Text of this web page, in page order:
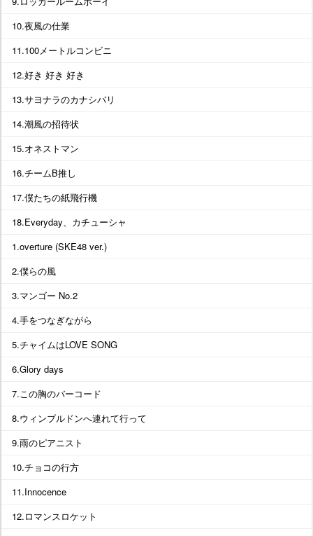
10.夜風の仕業
11.100メートルコンビニ
12.好き 好き 好き
13.サヨナラのカナシバリ
14.潮風の招待状
15.オネストマン
16.チームB推し
17.僕たちの紙飛行機
18.Everyday、カチューシャ
1.overture (SKE48 ver.)
2.僕らの風
3.マンゴー No.2
4.手をつなぎながら
5.チャイムはLOVE SONG
6.Glory days
7.この胸のバーコード
8.ウィンブルドンへ連れて行って
9.雨のピアニスト
10.チョコの行方
11.Innocence
12.ロマンスロケット